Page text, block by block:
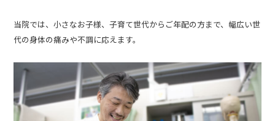
当院では、小さなお子様、子育て世代からご年配の方まで、幅広い世
代の身体の痛みや不調に応えます。